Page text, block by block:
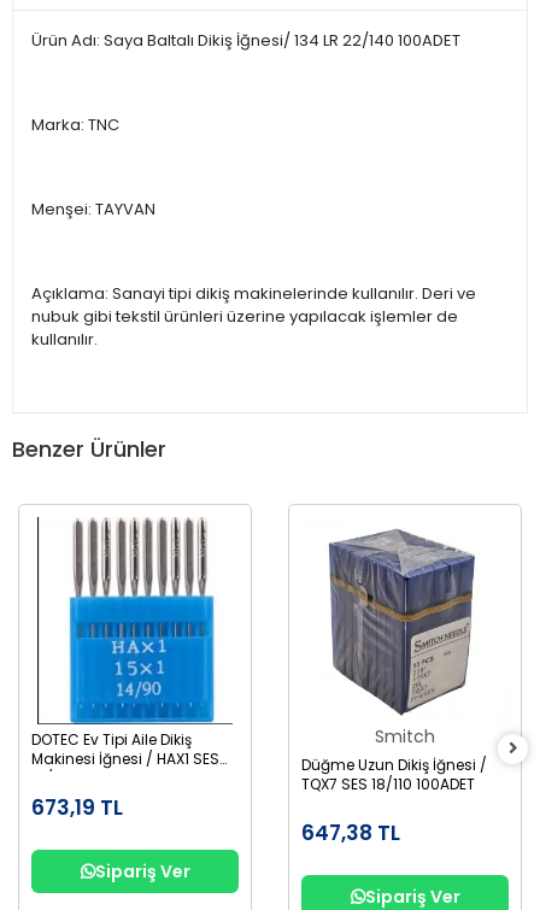
Ürün Adı: Saya Baltalı Dikiş İğnesi/ 134 LR 22/140 100ADET
Marka: TNC
Menşei: TAYVAN
Açıklama: Sanayi tipi dikiş makinelerinde kullanılır. Deri ve
nubuk gibi tekstil ürünleri üzerine yapılacak işlemler de
kullanılır.
Benzer Ürünler
DOTEC Ev Tipi Aile Dikiş
Makinesi İğnesi / HAX1 SES
14/90 100ADET
673,19 TL
Sipariş Ver
Smitch
Düğme Uzun Dikiş İğnesi /
TQX7 SES 18/110 100ADET
647,38 TL
Sipariş Ver